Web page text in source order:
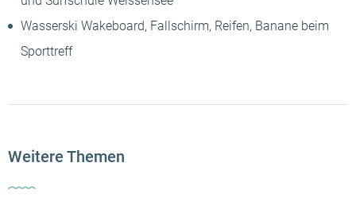
Wasserski Wakeboard, Fallschirm, Reifen, Banane beim
Sporttreff
Weitere Themen